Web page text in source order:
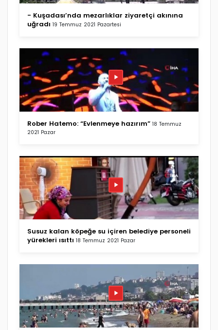
- Kuşadası’nda mezarlıklar ziyaretçi akınına
uğradı 19 Temmuz 2021 Pazartesi
Rober Hatemo: “Evlenmeye hazırım” 18 Temmuz
2021 Pazar
Susuz kalan köpeğe su içiren belediye personeli
yürekleri ısıttı 18 Temmuz 2021 Pazar